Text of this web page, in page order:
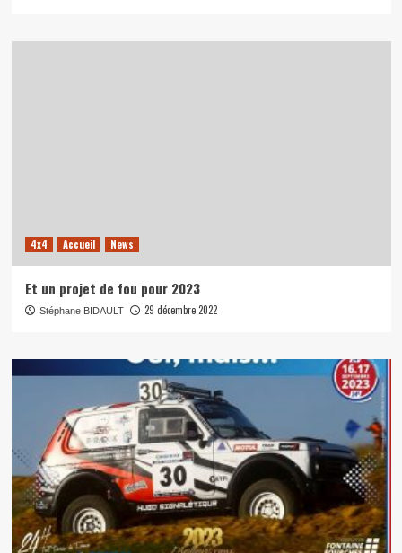
4x4 Accueil News
Et un projet de fou pour 2023
Stéphane BIDAULT 29 décembre 2022